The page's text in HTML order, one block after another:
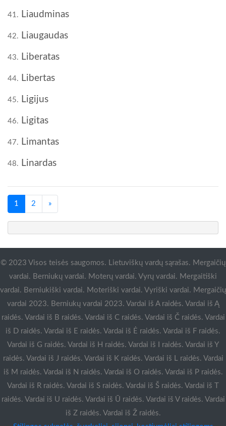
41. Liaudminas
42. Liaugaudas
43. Liberatas
44. Libertas
45. Ligijus
46. Ligitas
47. Limantas
48. Linardas
1 2 »Paskutinis
© 2023 Visos teisės saugomos. Lietuviškų vardų sąrašas. Mergaičių
vardai. Berniukų vardai. Moterų vardai. Vyrų vardai. Mergaitiški
vardai. Berniukiški vardai. Moteriški vardai. Vyriški vardai. Mergaičių
vardai 2023. Berniukų vardai 2023. Vardai iš A raidės. Vardai iš Ą
raidės. Vardai iš B raidės. Vardai iš C raidės. Vardai iš Č raidės. Vardai
iš D raidės. Vardai iš E raidės. Vardai iš Ė raidės. Vardai iš F raidės.
Vardai iš G raidės. Vardai iš H raidės. Vardai iš I raidės. Vardai iš Y
raidės. Vardai iš J raidės. Vardai iš K raidės. Vardai iš L raidės. Vardai
iš M raidės. Vardai iš N raidės. Vardai iš O raidės. Vardai iš P raidės.
Vardai iš R raidės. Vardai iš S raidės. Vardai iš Š raidės. Vardai iš T
raidės. Vardai iš U raidės. Vardai iš Ū raidės. Vardai iš V raidės. Vardai
iš Z raidės. Vardai iš Ž raidės.